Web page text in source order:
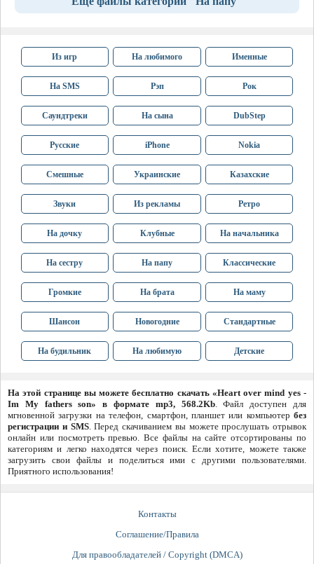
Из игр На любимого Именные
На SMS Рэп Рок
Саундтреки На сына DubStep
Русские iPhone Nokia
Смешные Украинские Казахские
Звуки Из рекламы Ретро
На дочку Клубные На начальника
На сестру На папу Классические
Громкие На брата На маму
Шансон Новогодние Стандартные
На будильник На любимую Детские
На этой странице вы можете бесплатно скачать «Heart over mind yes -
Im My fathers son» в формате mp3, 568.2Kb. Файл доступен для
мгновенной загрузки на телефон, смартфон, планшет или компьютер без
регистрации и SMS. Перед скачиванием вы можете прослушать отрывок
онлайн или посмотреть превью. Все файлы на сайте отсортированы по
категориям и легко находятся через поиск. Если хотите, можете также
загрузить свои файлы и поделиться ими с другими пользователями.
Приятного использования!
Контакты
Соглашение/Правила
Для правообладателей / Copyright (DMCA)